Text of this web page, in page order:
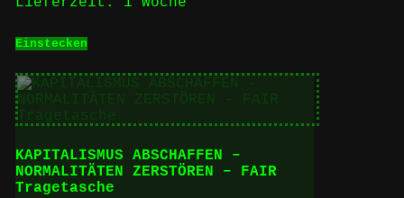
Einstecken
KAPITALISMUS ABSCHAFFEN –
NORMALITÄTEN ZERSTÖREN – FAIR
Tragetasche